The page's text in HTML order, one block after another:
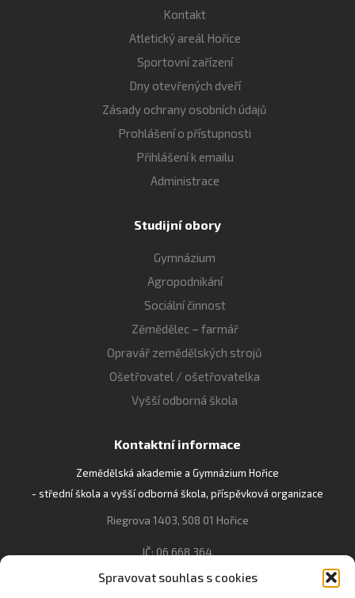
Spravovat souhlas s cookies
Kontakt
Atletický areál Hořice
Sportovní zařízení
Dny otevřených dveří
Zásady ochrany osobních údajů
Prohlášení o přístupnosti
Přihlášení k emailu
Administrace
Studijní obory
Gymnázium
Agropodnikání
Sociální činnost
Zěmědělec – farmář
Opravář zemědělských strojů
Ošetřovatel / ošetřovatelka
Vyšší odborná škola
Kontaktní informace
Zemědělská akademie a Gymnázium Hořice
- střední škola a vyšší odborná škola, příspěvková organizace
Riegrova 1403, 508 01 Hořice
IČ: 06 668 364
493 623 021, 493 623 022